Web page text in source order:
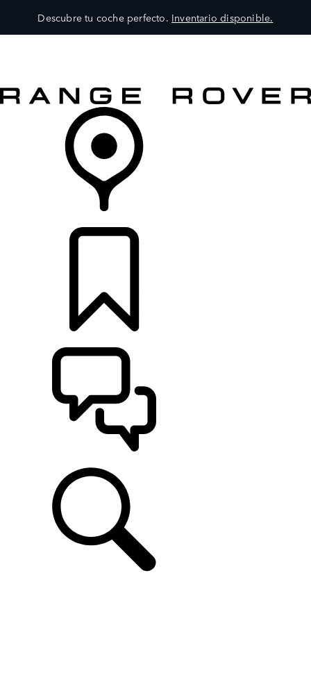
Descubre tu coche perfecto. Inventario disponible.